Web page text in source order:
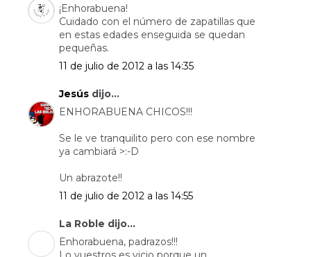
¡Enhorabuena!
Cuidado con el número de zapatillas que
en estas edades enseguida se quedan
pequeñas.
11 de julio de 2012 a las 14:35
Jesús dijo...
ENHORABUENA CHICOS!!!
Se le ve tranquilito pero con ese nombre
ya cambiará >:-D
Un abrazote!!
11 de julio de 2012 a las 14:55
La Roble dijo...
Enhorabuena, padrazos!!!